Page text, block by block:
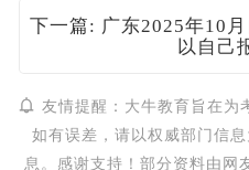
下一篇: 广东2025年10
以自己
友情提醒：大牛教育旨在为
如有误差，请以权威部门信
息。感谢支持！部分资料由网